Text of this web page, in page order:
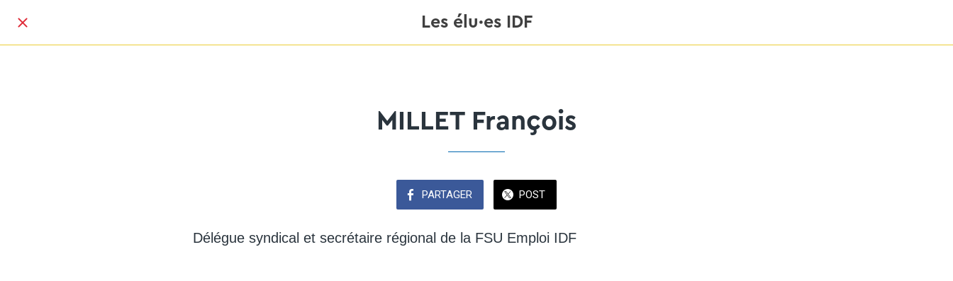
Les élu·es IDF
MILLET François
PARTAGER POST
Délégue syndical et secrétaire régional de la FSU Emploi IDF